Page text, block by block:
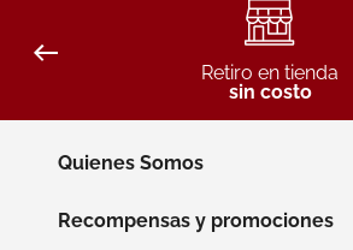
Retiro en tienda
sin costo
Quienes Somos
Recompensas y promociones